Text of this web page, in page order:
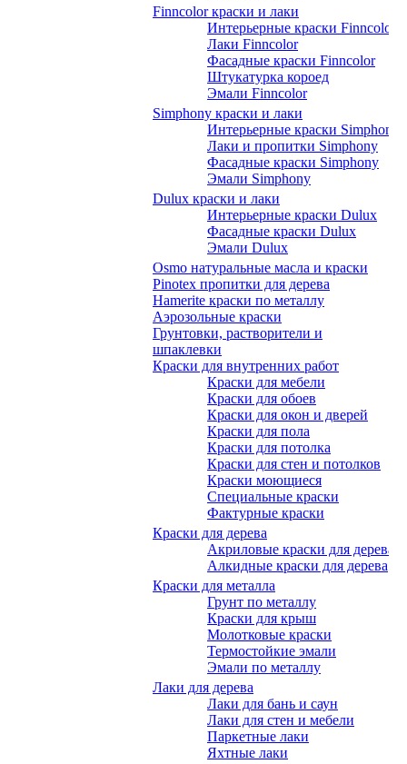
Finncolor краски и лаки
Интерьерные краски Finncolor
Лаки Finncolor
Фасадные краски Finncolor
Штукатурка короед
Эмали Finncolor
Simphony краски и лаки
Интерьерные краски Simphony
Лаки и пропитки Simphony
Фасадные краски Simphony
Эмали Simphony
Dulux краски и лаки
Интерьерные краски Dulux
Фасадные краски Dulux
Эмали Dulux
Osmo натуральные масла и краски
Pinotex пропитки для дерева
Hamerite краски по металлу
Аэрозольные краски
Грунтовки, растворители и
шпаклевки
Краски для внутренних работ
Краски для мебели
Краски для обоев
Краски для окон и дверей
Краски для пола
Краски для потолка
Краски для стен и потолков
Краски моющиеся
Специальные краски
Фактурные краски
Краски для дерева
Акриловые краски для дерева
Алкидные краски для дерева
Краски для металла
Грунт по металлу
Краски для крыш
Молотковые краски
Термостойкие эмали
Эмали по металлу
Лаки для дерева
Лаки для бань и саун
Лаки для стен и мебели
Паркетные лаки
Яхтные лаки